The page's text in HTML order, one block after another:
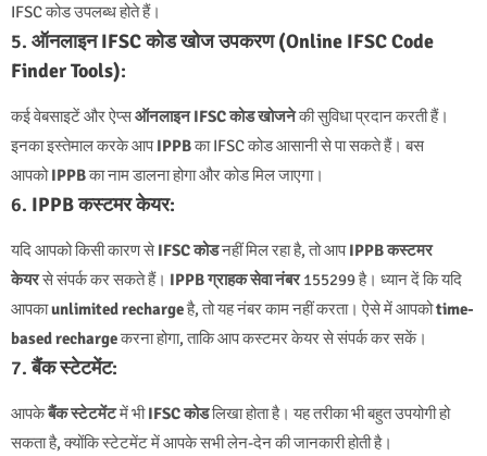
IFSC कोड उपलब्ध होते हैं।
5. ऑनलाइन IFSC कोड खोज उपकरण (Online IFSC Code
Finder Tools):
कई वेबसाइटें और ऐप्सऑनलाइन IFSC कोड खोजनेकी सुविधा प्रदान करती हैं।
इनका इस्तेमाल करके आपIPPBका IFSC कोड आसानी से पा सकते हैं। बस
आपकोIPPBका नाम डालना होगा और कोड मिल जाएगा।
6. IPPB कस्टमर केयर:
यदि आपको किसी कारण सेIFSC कोडनहीं मिल रहा है, तो आपIPPB कस्टमर
केयरसे संपर्क कर सकते हैं। IPPB ग्राहक सेवा नंबर155299 है। ध्यान दें कि यदि
आपकाunlimited rechargeहै, तो यह नंबर काम नहीं करता। ऐसे में आपकोtime-
based rechargeकरना होगा, ताकि आप कस्टमर केयर से संपर्क कर सकें।
7.बैंक स्टेटमेंट:
आपकेबैंक स्टेटमेंटमें भीIFSC कोडलिखा होता है। यह तरीका भी बहुत उपयोगी हो
सकता है, क्योंकि स्टेटमेंट में आपके सभी लेन-देन की जानकारी होती है।